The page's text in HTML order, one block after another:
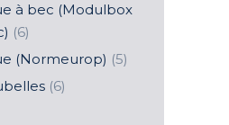
à bec (Modulbox
(6)
(Normeurop) (5)
(6)